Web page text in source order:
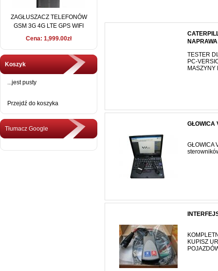
ZAGŁUSZACZ TELEFONÓW
GSM 3G 4G LTE GPS WIFI
LoJACK 15 METRÓW
Cena: 1,999.00zł
Koszyk
...jest pusty
Przejdź do koszyka
Tłumacz Google
NAPRAWA
TESTER
PC-
MASZYNY
GŁOWICA
GŁOWICA
KUPISZ